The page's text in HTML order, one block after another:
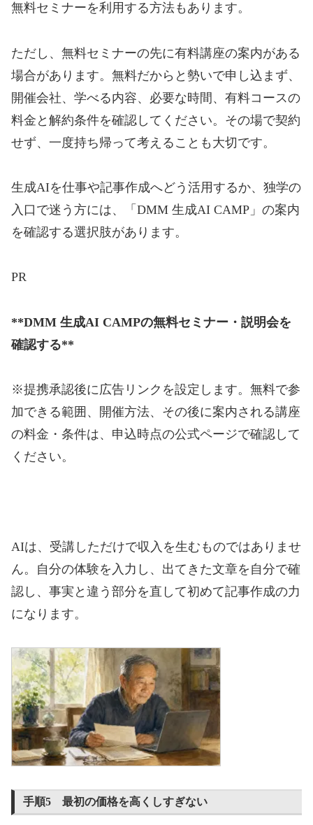
無料セミナーを利用する方法もあります。
ただし、無料セミナーの先に有料講座の案内がある
場合があります。無料だからと勢いで申し込まず、
開催会社、学べる内容、必要な時間、有料コースの
料金と解約条件を確認してください。その場で契約
せず、一度持ち帰って考えることも大切です。
生成AIを仕事や記事作成へどう活用するか、独学の
入口で迷う方には、「DMM 生成AI CAMP」の案内
を確認する選択肢があります。
PR
**DMM 生成AI CAMPの無料セミナー・説明会を
確認する**
※提携承認後に広告リンクを設定します。無料で参
加できる範囲、開催方法、その後に案内される講座
の料金・条件は、申込時点の公式ページで確認して
ください。
AIは、受講しただけで収入を生むものではありませ
ん。自分の体験を入力し、出てきた文章を自分で確
認し、事実と違う部分を直して初めて記事作成の力
になります。
手順5 最初の価格を高くしすぎない